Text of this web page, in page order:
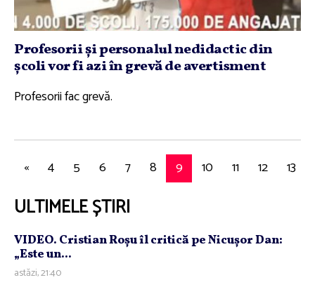
Profesorii şi personalul nedidactic din
şcoli vor fi azi în grevă de avertisment
Profesorii fac grevă.
« 4 5 6 7 8 9 10 11 12 13
ULTIMELE ȘTIRI
VIDEO. Cristian Roşu îl critică pe Nicuşor Dan:
„Este un...
astăzi, 21:40